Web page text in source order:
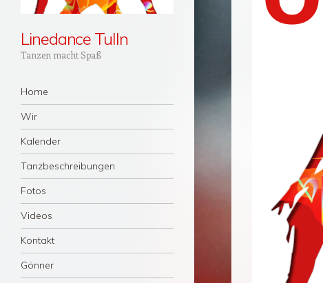
Linedance Tulln
Tanzen macht Spaß
Menü
Zum Inhalt springen
Home
Wir
Kalender
Tanzbeschreibungen
Fotos
Videos
Kontakt
Gönner